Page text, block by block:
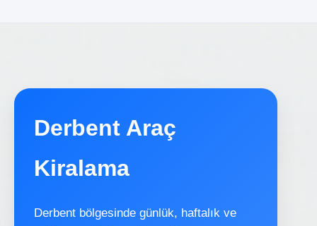
Derbent Araç
Kiralama
Derbent bölgesinde günlük, haftalık ve